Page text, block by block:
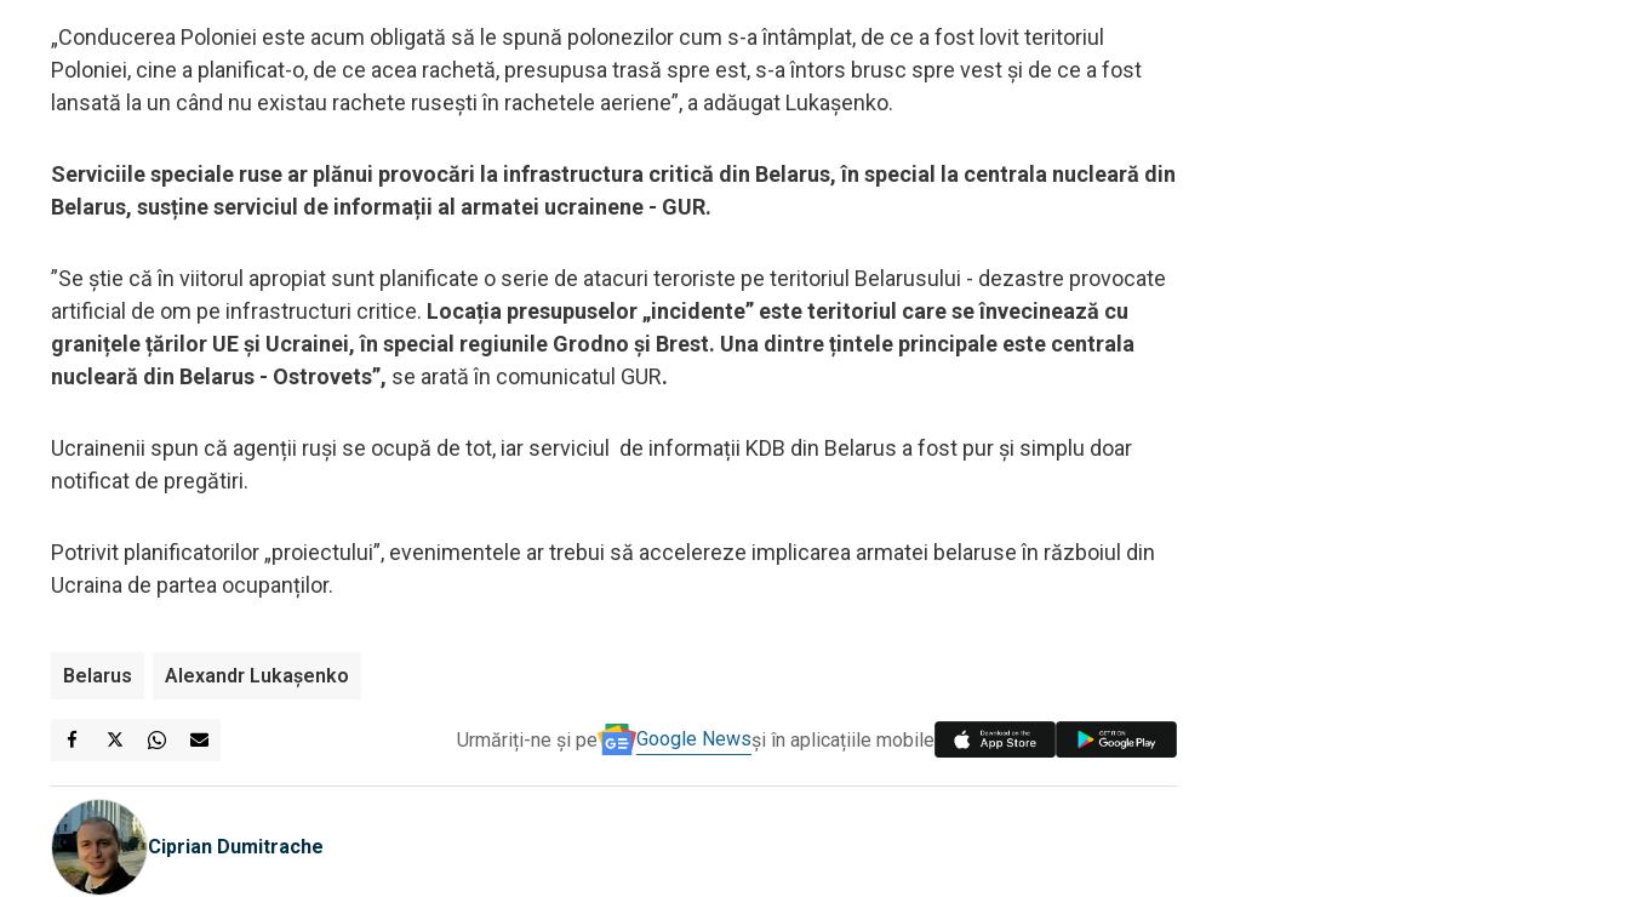
„Conducerea Poloniei este acum obligată să le spună polonezilor cum s-a întâmplat, de ce a fost lovit teritoriul
Poloniei, cine a planificat-o, de ce acea rachetă, presupusa trasă spre est, s-a întors brusc spre vest și de ce a fost
lansată la un când nu existau rachete rusești în rachetele aeriene”, a adăugat Lukașenko.
Serviciile speciale ruse ar plănui provocări la infrastructura critică din Belarus, în special la centrala nucleară din
Belarus, susține serviciul de informații al armatei ucrainene - GUR.
”Se știe că în viitorul apropiat sunt planificate o serie de atacuri teroriste pe teritoriul Belarusului - dezastre provocate
artificial de om pe infrastructuri critice. Locația presupuselor „incidente” este teritoriul care se învecinează cu
granițele țărilor UE și Ucrainei, în special regiunile Grodno și Brest. Una dintre țintele principale este centrala
nucleară din Belarus - Ostrovets”, se arată în comunicatul GUR.
Ucrainenii spun că agenții ruși se ocupă de tot, iar serviciul de informații KDB din Belarus a fost pur și simplu doar
notificat de pregătiri.
Potrivit planificatorilor „proiectului”, evenimentele ar trebui să accelereze implicarea armatei belaruse în războiul din
Ucraina de partea ocupanților.
Belarus Alexandr Lukaşenko
Urmăriți-ne și pe Google Newsși în aplicațiile mobile
Ciprian Dumitrache